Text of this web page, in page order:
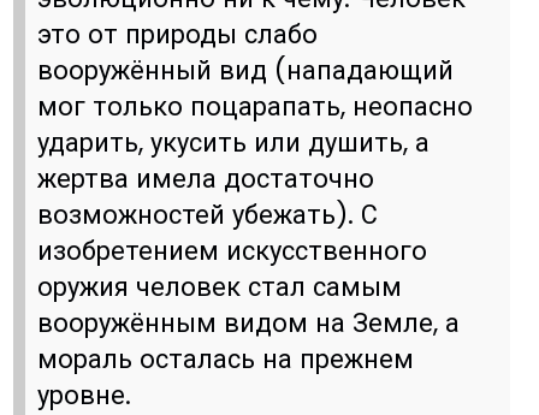
это от природы слабо
вооружённый вид (нападающий
мог только поцарапать, неопасно
ударить, укусить или душить, а
жертва имела достаточно
возможностей убежать). С
изобретением искусственного
оружия человек стал самым
вооружённым видом на Земле, а
мораль осталась на прежнем
уровне.